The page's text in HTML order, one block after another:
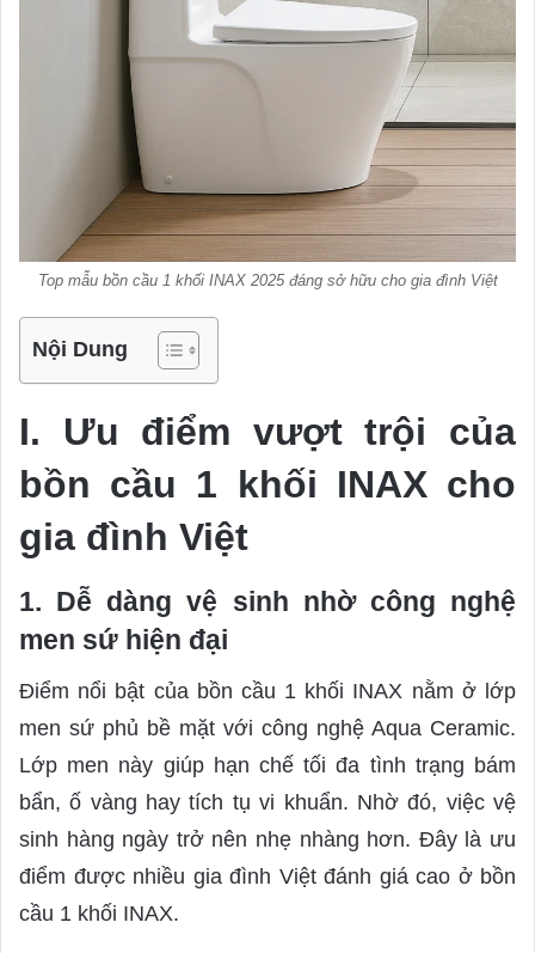
Top mẫu bồn cầu 1 khối INAX 2025 đáng sở hữu cho gia đình Việt
Nội Dung
I. Ưu điểm vượt trội của
bồn cầu 1 khối INAX cho
gia đình Việt
1. Dễ dàng vệ sinh nhờ công nghệ
men sứ hiện đại
Điểm nổi bật của bồn cầu 1 khối INAX nằm ở lớp
men sứ phủ bề mặt với công nghệ Aqua Ceramic.
Lớp men này giúp hạn chế tối đa tình trạng bám
bẩn, ố vàng hay tích tụ vi khuẩn. Nhờ đó, việc vệ
sinh hàng ngày trở nên nhẹ nhàng hơn. Đây là ưu
điểm được nhiều gia đình Việt đánh giá cao ở bồn
cầu 1 khối INAX.